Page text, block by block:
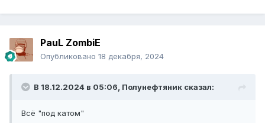
PauL ZombiE
Опубликовано 18 декабря, 2024
В 18.12.2024 в 05:06, Полунефтяник сказал:
Всё "под катом"